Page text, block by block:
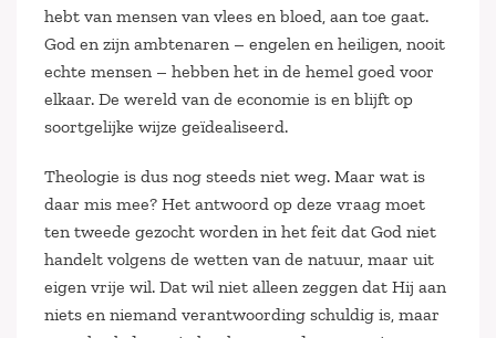
hebt van mensen van vlees en bloed, aan toe gaat.
God en zijn ambtenaren – engelen en heiligen, nooit
echte mensen – hebben het in de hemel goed voor
elkaar. De wereld van de economie is en blijft op
soortgelijke wijze geïdealiseerd.
Theologie is dus nog steeds niet weg. Maar wat is
daar mis mee? Het antwoord op deze vraag moet
ten tweede gezocht worden in het feit dat God niet
handelt volgens de wetten van de natuur, maar uit
eigen vrije wil. Dat wil niet alleen zeggen dat Hij aan
niets en niemand verantwoording schuldig is, maar